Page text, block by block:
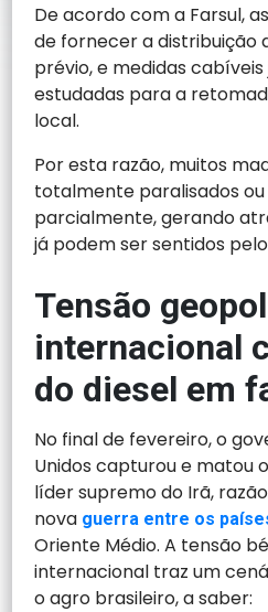
De acordo com a Farsul,
de fornecer a distribuição
prévio, e medidas
estudadas para a
local.
Por esta razão, muitos
totalmente paralisados
parcialmente, gerando
já podem ser sentidos
Tensão
internacional
do diesel em
No final de fevereiro, o
Unidos capturou e matou
líder supremo do Irã,
nova guerra entre os
Oriente Médio. A tensão
internacional traz um
o agro brasileiro, a saber: